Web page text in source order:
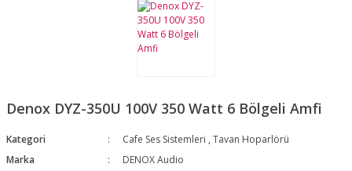
Denox DYZ-350U 100V 350 Watt 6 Bölgeli Amfi
Kategori Cafe Ses Sistemleri ,Tavan Hoparlörü
Marka
DENOX Audio